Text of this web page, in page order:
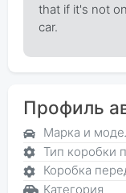
that if it's not
car.
Профиль
Марка и
Тип коробки
Коробка
Категория